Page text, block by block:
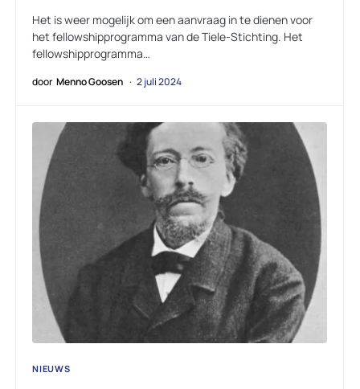
Het is weer mogelijk om een aanvraag in te dienen voor
het fellowshipprogramma van de Tiele-Stichting. Het
fellowshipprogramma…
door Menno Goosen 2 juli 2024
NIEUWS